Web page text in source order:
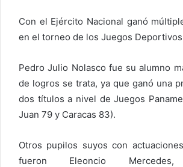
Con el Ejército Nacional ganó
en el torneo de los Juegos
Pedro Julio Nolasco fue su alumno
de logros se trata, ya que ganó una
dos títulos a nivel de Juegos
Juan 79 y Caracas 83).
Otros pupilos suyos con
fueron Eleoncio Mercedes,